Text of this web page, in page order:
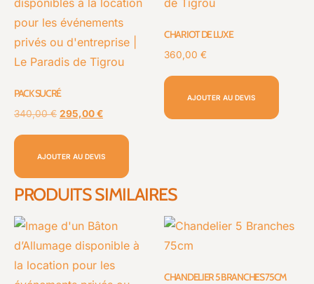
PACK SUCRÉ
340,00€ 295,00€
AJOUTER AU DEVIS
CHARIOT DE LUXE
360,00 €
AJOUTER AU DEVIS
PRODUITS SIMILAIRES
CHANDELIER 5 BRANCHES 75CM